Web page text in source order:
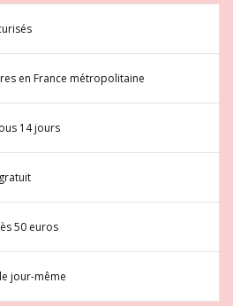
en France métropolitaine
14 jours
50 euros
jour-même